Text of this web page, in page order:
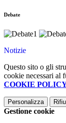
Debate
Notizie
Questo sito o gli
cookie necessari al
COOKIE
Personalizza
Gestione cookie